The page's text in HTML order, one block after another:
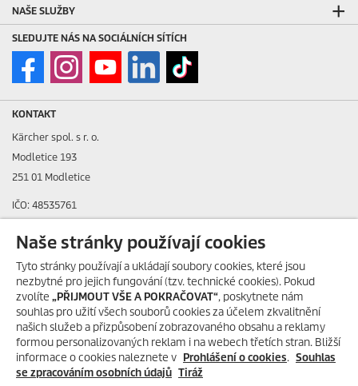
NAŠE SLUŽBY
SLEDUJTE NÁS NA SOCIÁLNÍCH SÍTÍCH
KONTAKT
Kärcher spol. s r. o.
Modletice 193
251 01 Modletice
IČO: 48535761
ID datové schránky: ic4eqpk
> Tiráž
Zákaznická linka:
+420 323 555 555
E-mail:info@karcher.cz
Po-Pá: 8-17 hod.
Naše stránky používají cookies
Tyto stránky používají a ukládají soubory cookies, které jsou
nezbytné pro jejich fungování (tzv. technické cookies). Pokud
zvolíte „PŘIJMOUT VŠE A POKRAČOVAT“, poskytnete nám
souhlas pro užití všech souborů cookies za účelem zkvalitnění
našich služeb a přizpůsobení zobrazovaného obsahu a reklamy
formou personalizovaných reklam i na webech třetích stran. Bližší
informace o cookies naleznete v Prohlášení o cookies. Souhlas
se zpracováním osobních údajů Tiráž